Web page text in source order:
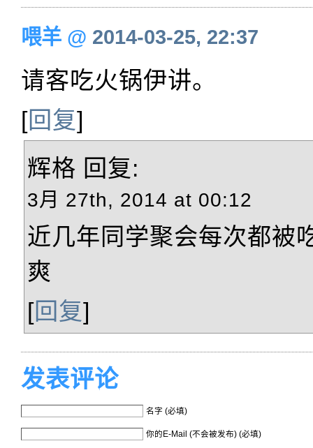
喂羊 @ 2014-03-25, 22:37
请客吃火锅伊讲。
[回复]
辉格 回复:
3月 27th, 2014 at 00:12
近几年同学聚会每次都被
爽
[回复]
发表评论
名字 (必填)
你的E-Mail (不会被发布) (必填)